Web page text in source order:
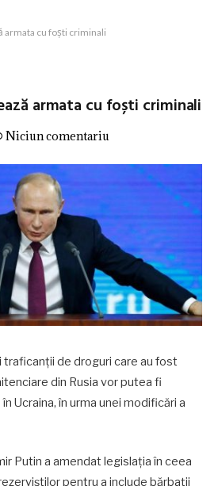
armata cu foști criminali
armata cu foști criminali
Niciun comentariu
traficanţii de droguri care au fost
din Rusia vor putea fi
Ucraina, în urma unei modificări a
Putin a amendat legislaţia în ceea
pentru a include bărbaţii